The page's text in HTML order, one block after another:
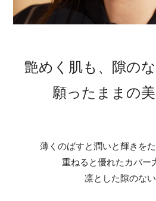
艶めく肌も、 隙の
願ったままの美
薄くのばすと潤いと輝きを
重ねると優れたカバー
凛とした隙のない